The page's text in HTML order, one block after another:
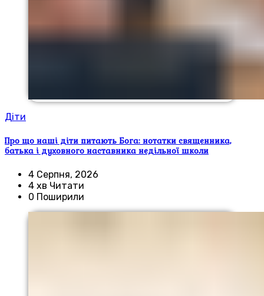
Діти
Про що наші діти питають Бога: нотатки священника,
батька і духовного наставника недільної школи
4 Серпня, 2026
4 хв Читати
0 Поширили